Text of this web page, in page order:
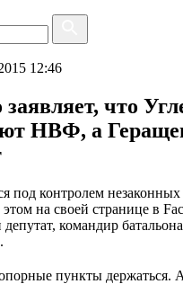
12:46
что
НВФ, а
под контролем
на своей странице в
командир
пункты держаться.